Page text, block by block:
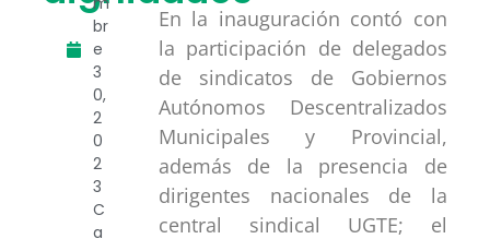
br
e
3
0,
2
0
2
3
C
a
En la inauguración contó con
la participación de delegados
de sindicatos de Gobiernos
Autónomos Descentralizados
Municipales y Provincial,
además de la presencia de
dirigentes nacionales de la
central sindical UGTE; el